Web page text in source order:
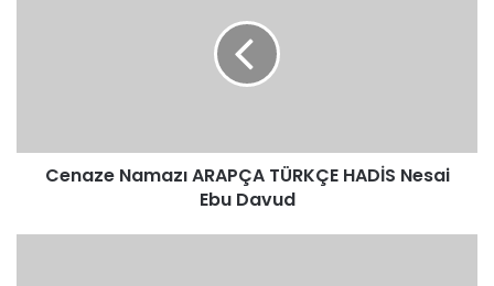
Cenaze Namazı ARAPÇA TÜRKÇE HADİS Nesai
Ebu Davud